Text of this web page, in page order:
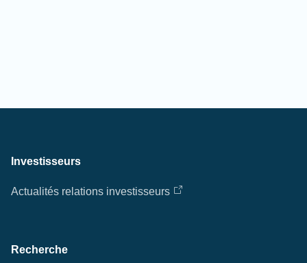
Investisseurs
Actualités relations investisseurs
Recherche